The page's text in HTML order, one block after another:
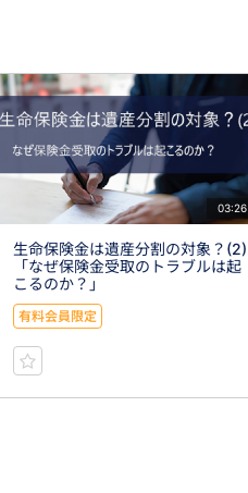
03:26
生命保険金は遺産分割の対象？(2)
「なぜ保険金受取のトラブルは起
こるのか？」
有料会員限定